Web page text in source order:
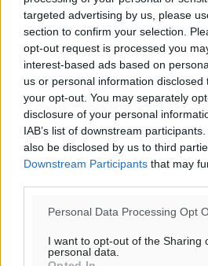
targeted advertising by us, please
section to confirm your selection.
opt-out request is processed you
interest-based ads based on
us or personal information
your opt-out. You may separately
disclosure of your personal
IAB’s list of downstream
also be disclosed by us to third
Downstream Participants that may
Personal Data Processing Opt
I want to opt-out of the Sharing
personal data.